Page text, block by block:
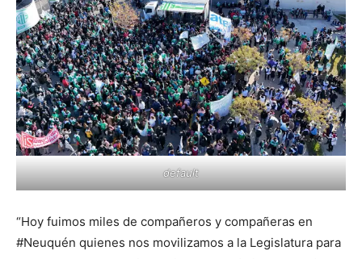
default
“Hoy fuimos miles de compañeros y compañeras en
#Neuquén quienes nos movilizamos a la Legislatura para